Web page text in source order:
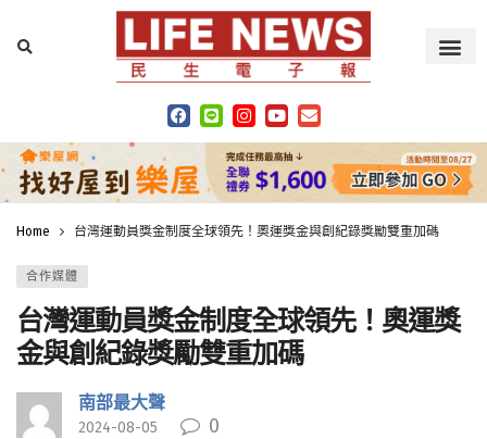
Home 台灣運動員獎金制度全球領先！奧運獎金與創紀錄獎勵雙重加碼
合作媒體
台灣運動員獎金制度全球領先！奧運獎
金與創紀錄獎勵雙重加碼
南部最大聲
2024-08-05 0